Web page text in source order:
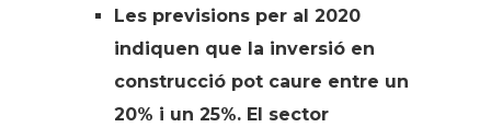
Les previsions per al 2020
indiquen que la inversió en
construcció pot caure entre un
20% i un 25%. El sector